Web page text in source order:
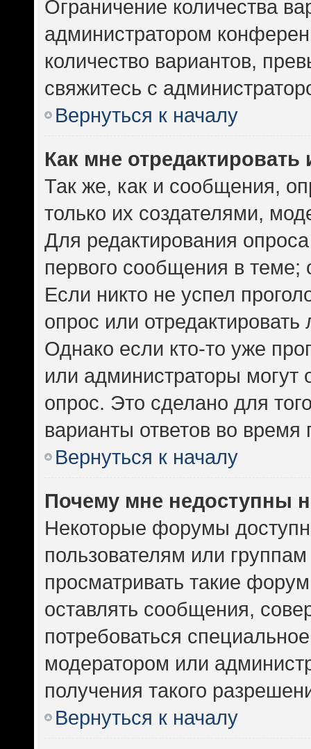
Ограничение количества
администратором
количество вариантов,
свяжитесь с
Вернуться к началу
Как мне
Так же, как и сообщения,
только их создателями,
Для редактирования
первого сообщения в теме;
Если никто не успел
опрос или
Однако если кто-то уже
или администраторы могут
опрос. Это сделано для
варианты ответов во время
Вернуться к началу
Почему мне недоступны
Некоторые форумы
пользователям или
просматривать такие
оставлять сообщения,
потребоваться
модератором или
получения такого
Вернуться к началу